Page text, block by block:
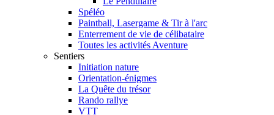
Spéléo
Paintball, Lasergame & Tir à l'arc
Enterrement de vie de célibataire
Toutes les activités Aventure
Sentiers
Initiation nature
Orientation-énigmes
La Quête du trésor
Rando rallye
VTT